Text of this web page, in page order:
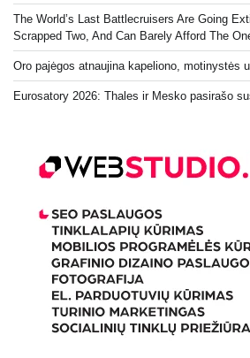
The World’s Last Battlecruisers Are Going
Scrapped Two, And Can Barely Afford The
Oro pajėgos atnaujina kapeliono, motinystės
Eurosatory 2026: Thales ir Mesko pasirašo